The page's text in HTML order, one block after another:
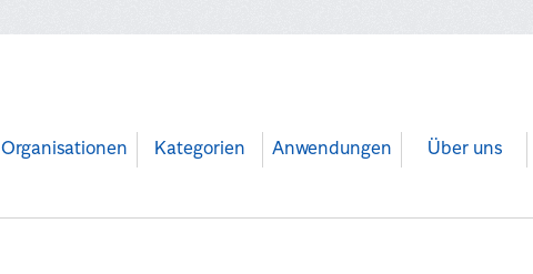
Organisationen Kategorien Anwendungen Über uns